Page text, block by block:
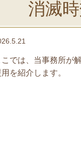
消滅
こでは、当事務所が
を紹介します。